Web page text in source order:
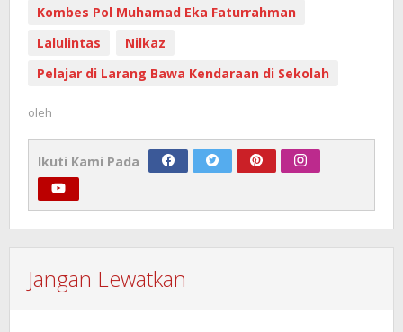
Kombes Pol Muhamad Eka Faturrahman
Lalulintas
Nilkaz
Pelajar di Larang Bawa Kendaraan di Sekolah
oleh
Ikuti Kami Pada
Jangan Lewatkan